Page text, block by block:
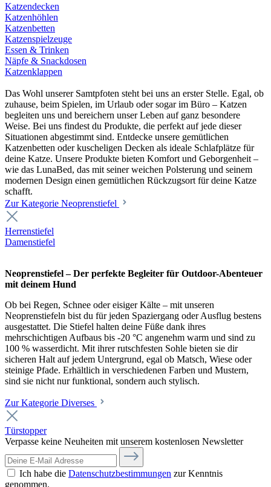
Katzendecken
Katzenhöhlen
Katzenbetten
Katzenspielzeuge
Essen & Trinken
Näpfe & Snackdosen
Katzenklappen
Das Wohl unserer Samtpfoten steht bei uns an erster Stelle. Egal, ob
zuhause, beim Spielen, im Urlaub oder sogar im Büro – Katzen
begleiten uns und bereichern unser Leben auf ganz besondere
Weise. Bei uns findest du Produkte, die perfekt auf jede dieser
Situationen abgestimmt sind. Entdecke unsere gemütlichen
Katzenbetten oder kuscheligen Decken als ideale Schlafplätze für
deine Katze. Unsere Produkte bieten Komfort und Geborgenheit –
wie das LunaBed, das mit seiner weichen Polsterung und seinem
modernen Design einen gemütlichen Rückzugsort für deine Katze
schafft.
Zur Kategorie Neoprenstiefel
Herrenstiefel
Damenstiefel
Neoprenstiefel – Der perfekte Begleiter für Outdoor-Abenteuer
mit deinem Hund
Ob bei Regen, Schnee oder eisiger Kälte – mit unseren
Neoprenstiefeln bist du für jeden Spaziergang oder Ausflug bestens
ausgestattet. Die Stiefel halten deine Füße dank ihres
mehrschichtigen Aufbaus bis -20 °C angenehm warm und sind zu
100 % wasserdicht. Mit ihrer rutschfesten Sohle bieten sie dir
sicheren Halt auf jedem Untergrund, egal ob Matsch, Wiese oder
steinige Pfade. Erhältlich in verschiedenen Farben und Mustern,
sind sie nicht nur funktional, sondern auch stylisch.
Zur Kategorie Diverses
Türstopper
Verpasse keine Neuheiten mit unserem kostenlosen Newsletter
Ich habe die Datenschutzbestimmungen zur Kenntnis
genommen.